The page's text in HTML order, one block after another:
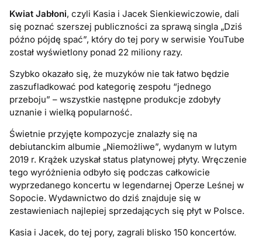
Kwiat Jabłoni, czyli Kasia i Jacek Sienkiewiczowie, dali
się poznać szerszej publiczności za sprawą singla „Dziś
późno pójdę spać”, który do tej pory w serwisie YouTube
został wyświetlony ponad 22 miliony razy.
Szybko okazało się, że muzyków nie tak łatwo będzie
zaszufladkować pod kategorię zespołu “jednego
przeboju” – wszystkie następne produkcje zdobyły
uznanie i wielką popularność.
Świetnie przyjęte kompozycje znalazły się na
debiutanckim albumie „Niemożliwe”, wydanym w lutym
2019 r. Krążek uzyskał status platynowej płyty. Wręczenie
tego wyróżnienia odbyło się podczas całkowicie
wyprzedanego koncertu w legendarnej Operze Leśnej w
Sopocie. Wydawnictwo do dziś znajduje się w
zestawieniach najlepiej sprzedających się płyt w Polsce.
Kasia i Jacek, do tej pory, zagrali blisko 150 koncertów.